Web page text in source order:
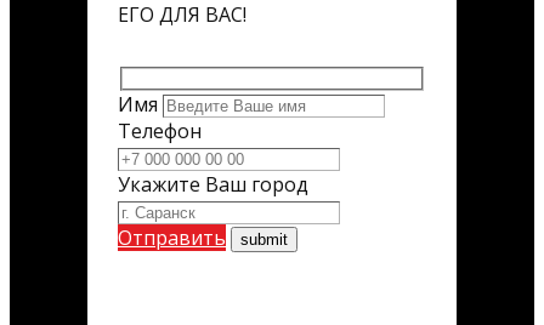
ЕГО ДЛЯ ВАС!
Имя
Телефон
Укажите Ваш город
Отправить